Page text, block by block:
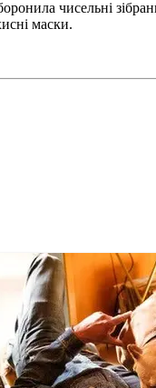
чисельні
маски.